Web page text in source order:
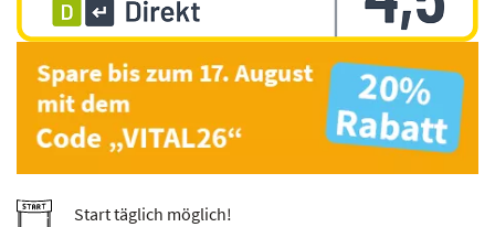
Start täglich möglich!